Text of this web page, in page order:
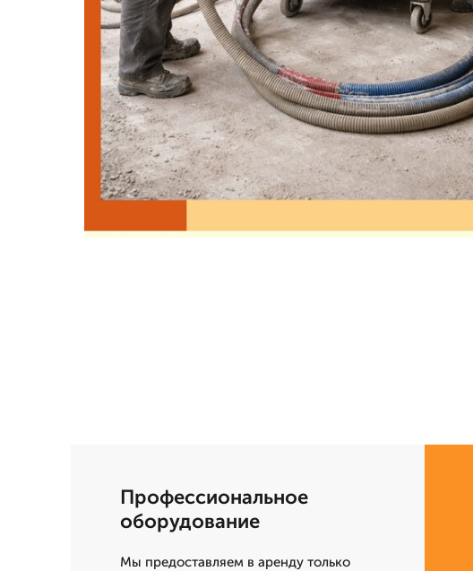
Профессиональное
оборудование
Мы предоставляем в аренду только